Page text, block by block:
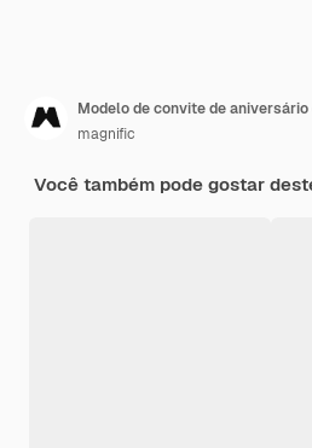
magnific
Você também pode gostar